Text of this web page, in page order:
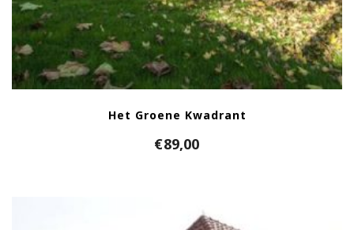
Het Groene Kwadrant
€89,00